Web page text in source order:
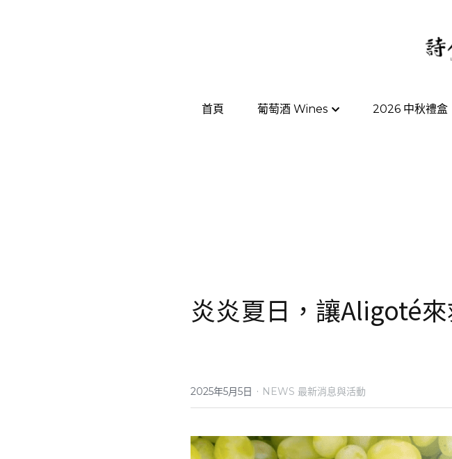
首頁 葡萄酒 Wines 2026 中秋禮盒
首頁 葡萄酒 Wines 2026 中秋禮盒
炎炎夏日，讓Aligoté來
2025年5月5日 · NEWS 最新消息與活動